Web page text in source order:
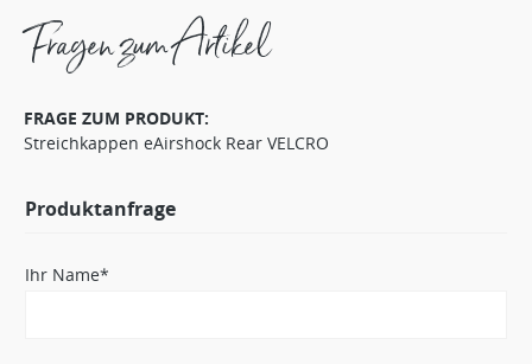
Fragen zum Artikel
FRAGE ZUM PRODUKT:
Streichkappen eAirshock Rear VELCRO
Produktanfrage
Ihr Name*